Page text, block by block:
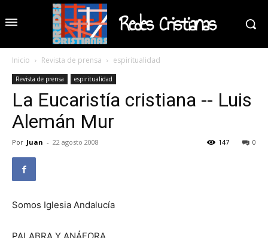
Redes Cristianas
Inicio Revista de prensa espiritualidad
Revista de prensa espiritualidad
La Eucaristía cristiana -- Luis
Alemán Mur
Por Juan - 22 agosto 2008 0
147
Somos Iglesia Andalucía